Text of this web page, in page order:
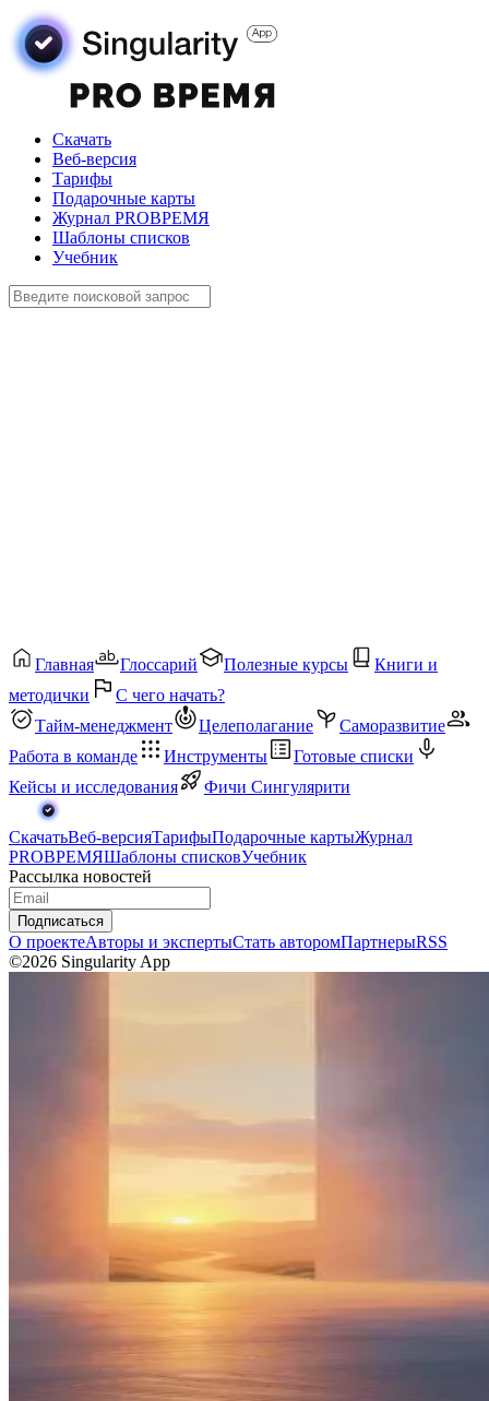
Скачать
Веб-версия
Тарифы
Подарочные карты
Журнал PROВРЕМЯ
Шаблоны списков
Учебник
Главная Глоссарий Полезные курсы
Книги и
методички
С чего начать?
Тайм-менеджмент
Целеполагание
Саморазвитие
Работа в команде
Инструменты
Готовые списки
Кейсы и исследования
Фичи Сингулярити
СкачатьВеб-версияТарифыПодарочные картыЖурнал
PROВРЕМЯШаблоны списковУчебник
Рассылка новостей
Подписаться
О проектеАвторы и экспертыСтать авторомПартнерыRSS
©2026 Singularity App